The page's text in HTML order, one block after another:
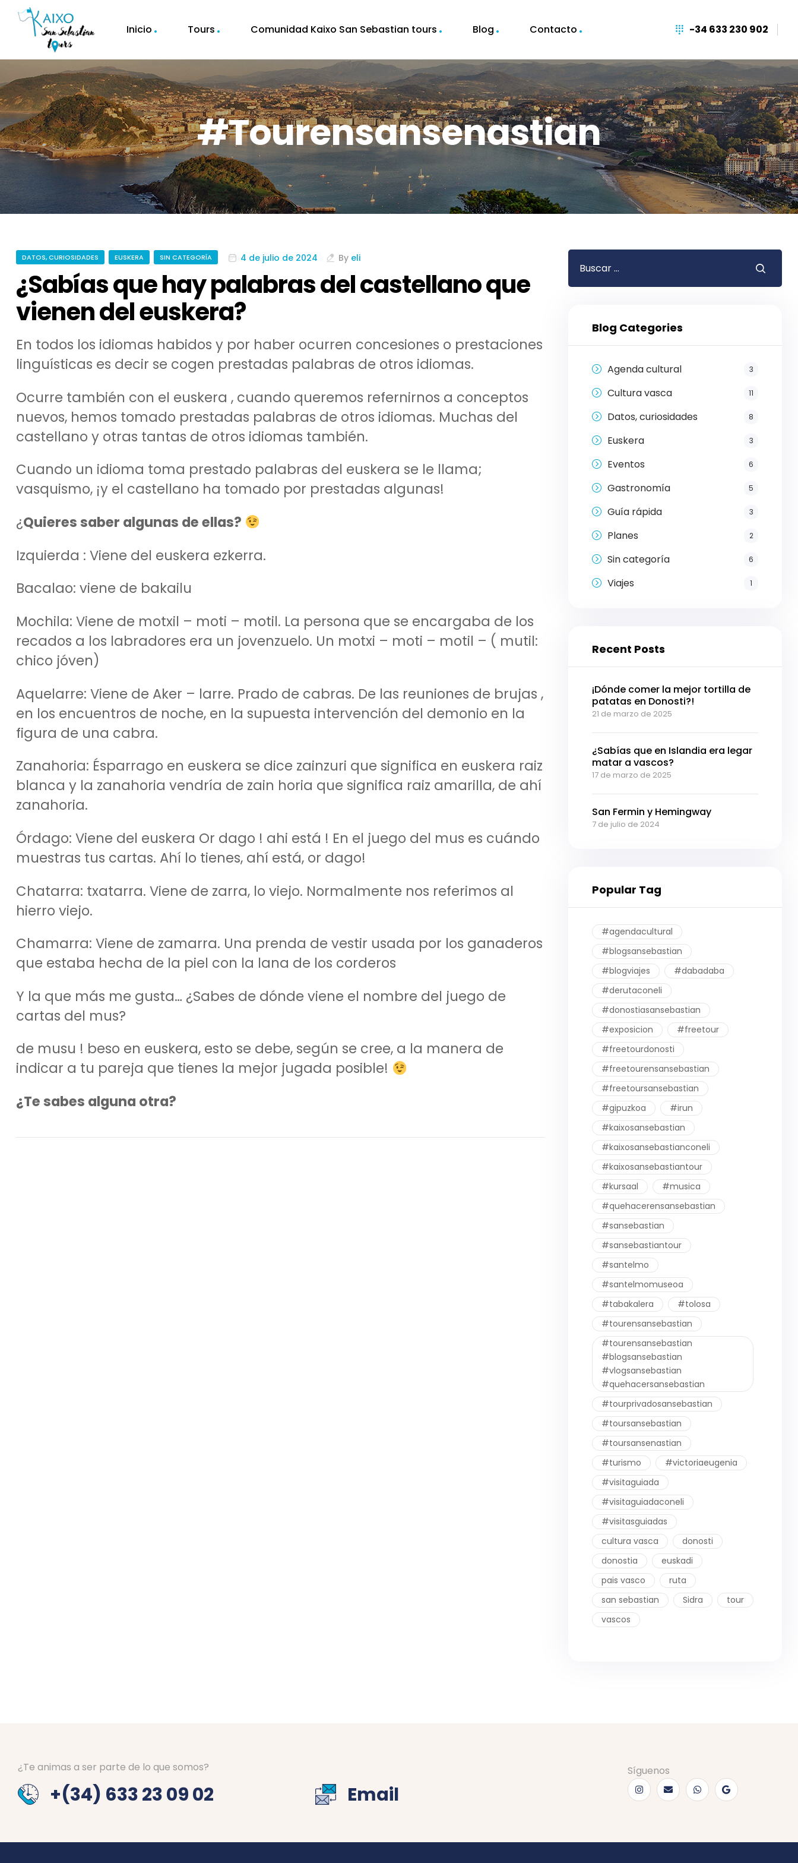
Inicio Tours Comunidad Kaixo San Sebastian tours Blog Contacto -34 633 230 902
#tourensansenastian
DATOS, CURIOSIDADES EUSKERA SIN CATEGORÍA 4 de julio de 2024 By eli
¿Sabías que hay palabras del castellano que
vienen del euskera?
En todos los idiomas habidos y por haber ocurren concesiones o prestaciones
linguísticas es decir se cogen prestadas palabras de otros idiomas.
Ocurre también con el euskera , cuando queremos refernirnos a conceptos
nuevos, hemos tomado prestadas palabras de otros idiomas. Muchas del
castellano y otras tantas de otros idiomas también.
Cuando un idioma toma prestado palabras del euskera se le llama;
vasquismo, ¡y el castellano ha tomado por prestadas algunas!
¿Quieres saber algunas de ellas?
Izquierda : Viene del euskera ezkerra.
Bacalao: viene de bakailu
Mochila: Viene de motxil – moti – motil. La persona que se encargaba de los
recados a los labradores era un jovenzuelo. Un motxi – moti – motil – ( mutil:
chico jóven)
Aquelarre: Viene de Aker – larre. Prado de cabras. De las reuniones de brujas ,
en los encuentros de noche, en la supuesta intervención del demonio en la
figura de una cabra.
Zanahoria: Ésparrago en euskera se dice zainzuri que significa en euskera raiz
blanca y la zanahoria vendría de zain horia que significa raiz amarilla, de ahí
zanahoria.
Órdago: Viene del euskera Or dago ! ahi está ! En el juego del mus es cuándo
muestras tus cartas. Ahí lo tienes, ahí está, or dago!
Chatarra: txatarra. Viene de zarra, lo viejo. Normalmente nos referimos al
hierro viejo.
Chamarra: Viene de zamarra. Una prenda de vestir usada por los ganaderos
que estaba hecha de la piel con la lana de los corderos
Y la que más me gusta… ¿Sabes de dónde viene el nombre del juego de
cartas del mus?
de musu ! beso en euskera, esto se debe, según se cree, a la manera de
indicar a tu pareja que tienes la mejor jugada posible!
¿Te sabes alguna otra?
Blog Categories
Agenda cultural 3
Cultura vasca 11
Datos, curiosidades 8
Euskera 3
Eventos 6
Gastronomía 5
Guía rápida 3
Planes 2
Sin categoría 6
Viajes 1
Recent Posts
¡Dónde comer la mejor tortilla de
patatas en Donosti?!
21 de marzo de 2025
¿Sabías que en Islandia era legar
matar a vascos?
17 de marzo de 2025
San Fermin y Hemingway
7 de julio de 2024
Popular Tag
#agendacultural
#blogsansebastian
#blogviajes
#dabadaba
#derutaconeli
#donostiasansebastian
#exposicion
#freetour
#freetourdonosti
#freetourensansebastian
#freetoursansebastian
#gipuzkoa
#irun
#kaixosansebastian
#kaixosansebastianconeli
#kaixosansebastiantour
#kursaal
#musica
#quehacerensansebastian
#sansebastian
#sansebastiantour
#santelmo
#santelmomuseoa
#tabakalera
#tolosa
#tourensansebastian
#tourensansebastian
#blogsansebastian
#vlogsansebastian
#quehacersansebastian
#tourprivadosansebastian
#toursansebastian
#toursansenastian
#turismo
#victoriaeugenia
#visitaguiada
#visitaguiadaconeli
#visitasguiadas
cultura vasca
donosti
donostia
euskadi
pais vasco
ruta
san sebastian
Sidra
tour
vascos
¿Te animas a ser parte de lo que somos?
+(34) 633 23 09 02 Email
Síguenos